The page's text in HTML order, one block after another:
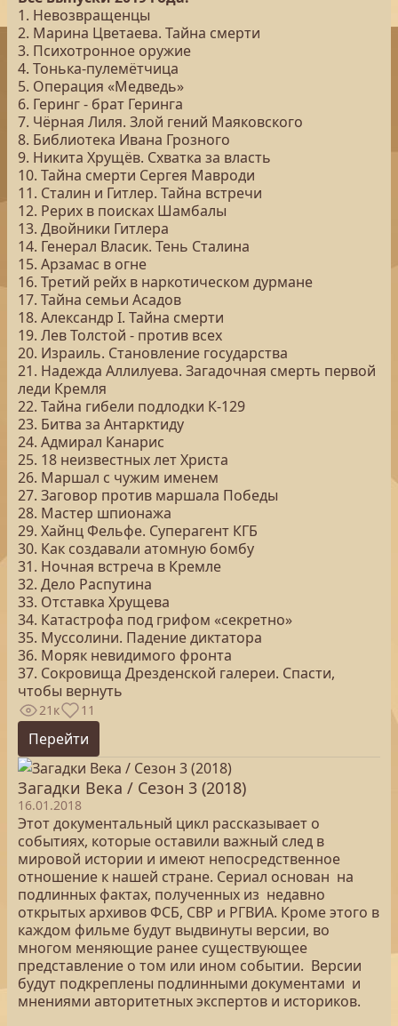
1. Невозвращенцы
2. Марина Цветаева. Тайна смерти
3. Психотронное оружие
4. Тонька-пулемётчица
5. Операция «Медведь»
6. Геринг - брат Геринга
7. Чёрная Лиля. Злой гений Маяковского
8. Библиотека Ивана Грозного
9. Никита Хрущёв. Схватка за власть
10. Тайна смерти Сергея Мавроди
11. Сталин и Гитлер. Тайна встречи
12. Рерих в поисках Шамбалы
13. Двойники Гитлера
14. Генерал Власик. Тень Сталина
15. Арзамас в огне
16. Третий рейх в наркотическом дурмане
17. Тайна семьи Асадов
18. Александр I. Тайна смерти
19. Лев Толстой - против всех
20. Израиль. Становление государства
21. Надежда Аллилуева. Загадочная смерть первой
леди Кремля
22. Тайна гибели подлодки К-129
23. Битва за Антарктиду
24. Адмирал Канарис
25. 18 неизвестных лет Христа
26. Маршал с чужим именем
27. Заговор против маршала Победы
28. Мастер шпионажа
29. Хайнц Фельфе. Суперагент КГБ
30. Как создавали атомную бомбу
31. Ночная встреча в Кремле
32. Дело Распутина
33. Отставка Хрущева
34. Катастрофа под грифом «секретно»
35. Муссолини. Падение диктатора
36. Моряк невидимого фронта
37. Сокровища Дрезденской галереи. Спасти,
чтобы вернуть
21к 11
Перейти
Загадки Века / Сезон 3 (2018)
16.01.2018
Этот документальный цикл рассказывает о
событиях, которые оставили важный след в
мировой истории и имеют непосредственное
отношение к нашей стране. Сериал основан на
подлинных фактах, полученных из недавно
открытых архивов ФСБ, СВР и РГВИА. Кроме этого в
каждом фильме будут выдвинуты версии, во
многом меняющие ранее существующее
представление о том или ином событии. Версии
будут подкреплены подлинными документами и
мнениями авторитетных экспертов и историков.